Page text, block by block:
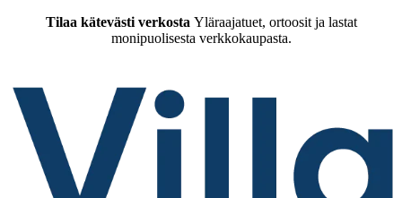
Tilaa kätevästi verkosta Yläraajatuet, ortoosit ja lastat
monipuolisesta verkkokaupasta.